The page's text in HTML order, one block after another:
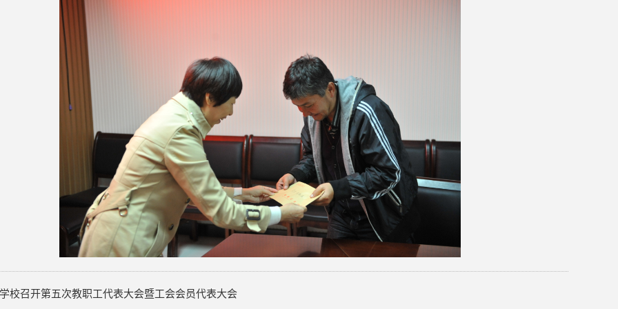
学校召开第五次教职工代表大会暨工会会员代表大会